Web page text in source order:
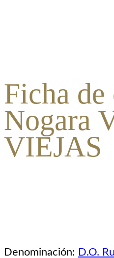
Ficha de
Nogara
VIEJAS
Denominación: D.O.